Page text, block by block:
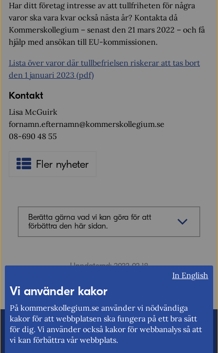
Har ditt företag intresse av att tullfriheten för några
varor ska vara kvar också nästa år? Kontakta då
Kommerskollegium – senast den 21 mars 2022 – och få
hjälp med ansökan till EU-kommissionen.
Lista över varor där tullbefrielsen riskerar att tas bort
den 1 januari 2023 (pdf)
Kontakt
Lisa McGuirk
fornamn.efternamn@kommerskollegium.se
08-690 48 55
Fler nyheter
Berätta gärna vad vi kan göra för att
förbättra den här sidan.
E-post (valfritt, men glöm inte att ange
adressen om du vill ha svar från oss!)
Uppdaterad: 2022-02-18
In English
Vi använder kakor
På kommerskollegium.se använder vi nödvändiga
kakor för att webbplatsen ska fungera på ett bra sätt
för dig. Vi använder också kakor för webbanalys så att
vi kan förbättra vår webbplats.